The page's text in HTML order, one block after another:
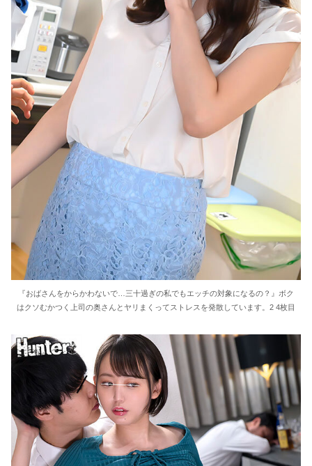
『おばさんをからかわないで…三十過ぎの私でもエッチの対象になるの？』ボク
はクソむかつく上司の奥さんとヤリまくってストレスを発散しています。2 4枚目